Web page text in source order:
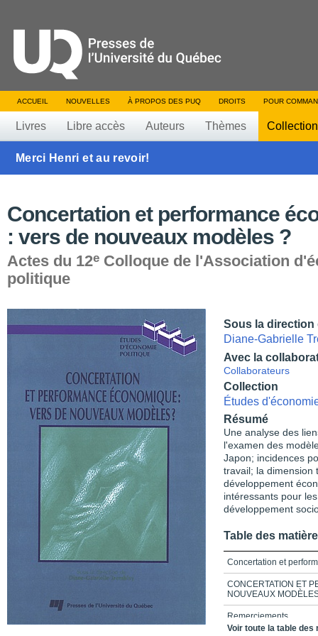
ACCUEIL NOUVELLES À PROPOS DES PUQ DROITS POUR
Livres Libre accès Auteurs Thèmes
Merci Henri et au revoir!
Concertation et performance
: vers de nouveaux modèles ?
Actes du 12e Colloque de l'Association
politique
Sous la direction
Diane-Gabrielle
Avec la
Collaborateurs
Collection
Études
Résumé
Une analyse des
l'examen des
Japon; incidences
travail; la dimension
développement
intéressants pour
développement
Table des
Concertation et
CONCERTATION ET
NOUVEAUX
Remerciements
Voir toute la table des